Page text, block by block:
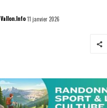
Vallon.Info11 janvier 2026